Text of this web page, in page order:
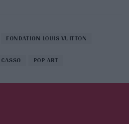
FONDATION LOUIS VUITTON
POP ART